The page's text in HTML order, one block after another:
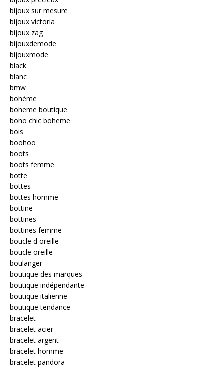
bijoux sur mesure
bijoux victoria
bijoux zag
bijouxdemode
bijouxmode
black
blanc
bmw
bohème
boheme boutique
boho chic boheme
bois
boohoo
boots
boots femme
botte
bottes
bottes homme
bottine
bottines
bottines femme
boucle d oreille
boucle oreille
boulanger
boutique des marques
boutique indépendante
boutique italienne
boutique tendance
bracelet
bracelet acier
bracelet argent
bracelet homme
bracelet pandora